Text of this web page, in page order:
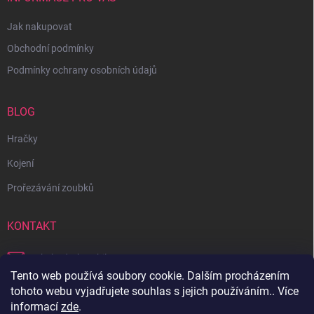
Tento web používá soubory cookie. Dalším procházením
tohoto webu vyjadřujete souhlas s jejich používáním.. Více
informací zde.
Jak nakupovat
Obchodní podmínky
Podmínky ochrany osobních údajů
BLOG
Hračky
Kojení
Prořezávání zoubků
KONTAKT
obchod bambilon.cz
+420 728 355 665